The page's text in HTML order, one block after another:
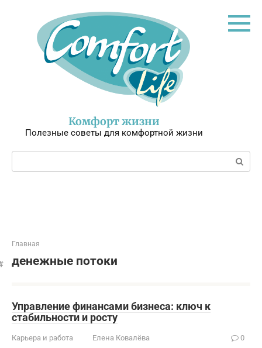
Комфорт жизни
Полезные советы для комфортной жизни
Поиск:
Главная
денежные потоки
Управление финансами бизнеса: ключ к
стабильности и росту
Карьера и работа Елена Ковалёва 0